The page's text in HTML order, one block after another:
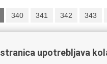
340 341 342 343
stranica upotrebljava